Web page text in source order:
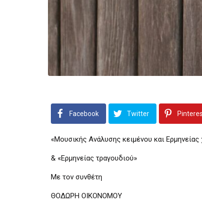
Facebook Twitter
«Μουσικής Ανάλυσης κειμένου και
& «Ερμηνείας τραγουδιού»
Με τον συνθέτη
ΘΟΔΩΡΗ ΟΙΚΟΝΟΜΟΥ